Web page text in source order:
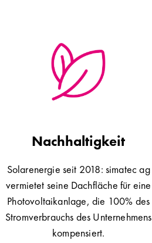
Nachhaltigkeit
Solarenergie seit 2018: simatec ag
vermietet seine Dachfläche für eine
Photovoltaikanlage, die 100% des
Stromverbrauchs des Unternehmens
kompensiert.